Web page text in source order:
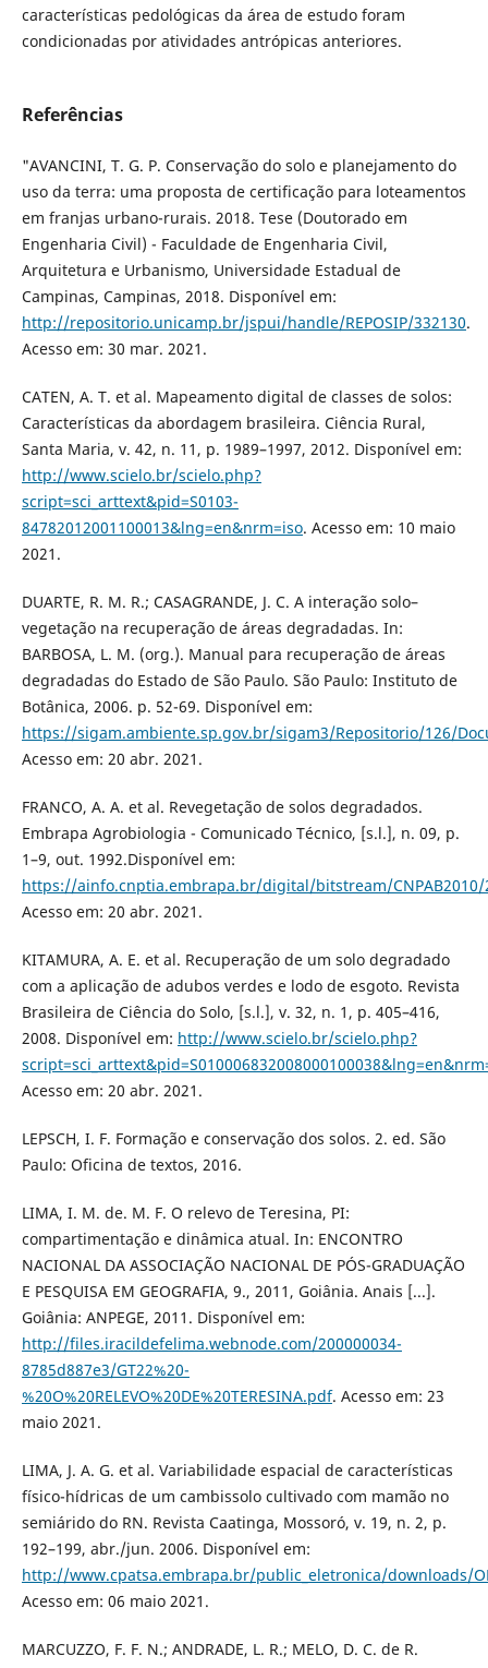
características pedológicas da área de estudo foram
condicionadas por atividades antrópicas anteriores.
Referências
"AVANCINI, T. G. P. Conservação do solo e planejamento do
uso da terra: uma proposta de certificação para loteamentos
em franjas urbano-rurais. 2018. Tese (Doutorado em
Engenharia Civil) - Faculdade de Engenharia Civil,
Arquitetura e Urbanismo, Universidade Estadual de
Campinas, Campinas, 2018. Disponível em:
http://repositorio.unicamp.br/jspui/handle/REPOSIP/332130.
Acesso em: 30 mar. 2021.
CATEN, A. T. et al. Mapeamento digital de classes de solos:
Características da abordagem brasileira. Ciência Rural,
Santa Maria, v. 42, n. 11, p. 1989–1997, 2012. Disponível em:
http://www.scielo.br/scielo.php?
script=sci_arttext&pid=S0103-
84782012001100013&lng=en&nrm=iso. Acesso em: 10 maio
2021.
DUARTE, R. M. R.; CASAGRANDE, J. C. A interação solo–
vegetação na recuperação de áreas degradadas. In:
BARBOSA, L. M. (org.). Manual para recuperação de áreas
degradadas do Estado de São Paulo. São Paulo: Instituto de
Botânica, 2006. p. 52-69. Disponível em:
https://sigam.ambiente.sp.gov.br/sigam3/Repositorio/126/
Acesso em: 20 abr. 2021.
FRANCO, A. A. et al. Revegetação de solos degradados.
Embrapa Agrobiologia - Comunicado Técnico, [s.l.], n. 09, p.
1–9, out. 1992.Disponível em:
https://ainfo.cnptia.embrapa.br/digital/bitstream/
Acesso em: 20 abr. 2021.
KITAMURA, A. E. et al. Recuperação de um solo degradado
com a aplicação de adubos verdes e lodo de esgoto. Revista
Brasileira de Ciência do Solo, [s.l.], v. 32, n. 1, p. 405–416,
2008. Disponível em: http://www.scielo.br/scielo.php?
Acesso em: 20 abr. 2021.
LEPSCH, I. F. Formação e conservação dos solos. 2. ed. São
Paulo: Oficina de textos, 2016.
LIMA, I. M. de. M. F. O relevo de Teresina, PI:
compartimentação e dinâmica atual. In: ENCONTRO
NACIONAL DA ASSOCIAÇÃO NACIONAL DE PÓS-GRADUAÇÃO
E PESQUISA EM GEOGRAFIA, 9., 2011, Goiânia. Anais [...].
Goiânia: ANPEGE, 2011. Disponível em:
http://files.iracildefelima.webnode.com/200000034-
8785d887e3/GT22%20-
%20O%20RELEVO%20DE%20TERESINA.pdf. Acesso em: 23
maio 2021.
LIMA, J. A. G. et al. Variabilidade espacial de características
físico-hídricas de um cambissolo cultivado com mamão no
semiárido do RN. Revista Caatinga, Mossoró, v. 19, n. 2, p.
192–199, abr./jun. 2006. Disponível em:
http://www.cpatsa.embrapa.br/public_eletronica/downloads/
Acesso em: 06 maio 2021.
MARCUZZO, F. F. N.; ANDRADE, L. R.; MELO, D. C. de R.